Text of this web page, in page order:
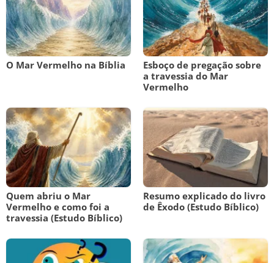
O Mar Vermelho na Bíblia
Esboço de pregação sobre
a travessia do Mar
Vermelho
Quem abriu o Mar
Vermelho e como foi a
travessia (Estudo Bíblico)
Resumo explicado do livro
de Êxodo (Estudo Bíblico)